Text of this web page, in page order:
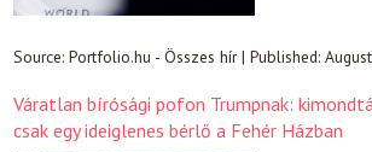
Source:Portfolio.hu - Összes hír|Published:
Váratlan bírósági pofon Trumpnak:
csak egy ideiglenes bérlő a Fehér Házban